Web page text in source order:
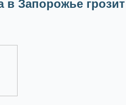
в Запорожье грозит